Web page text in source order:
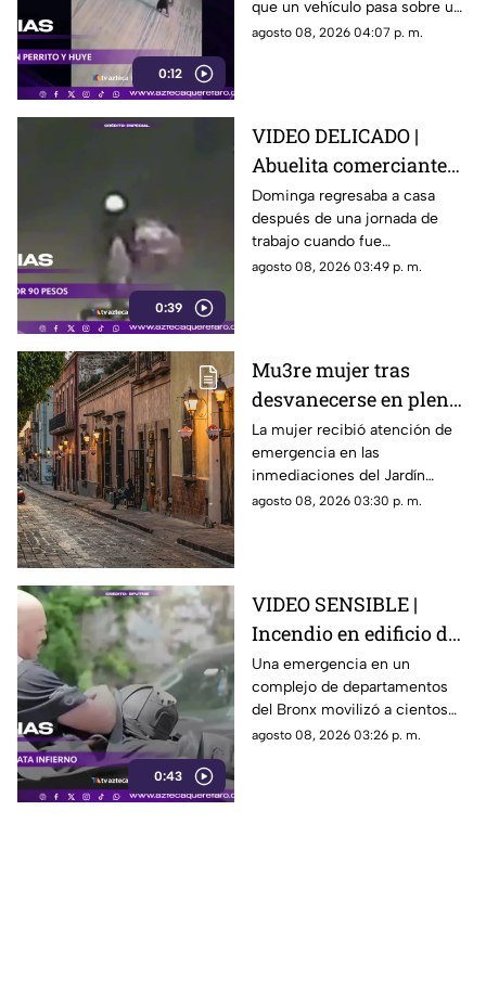
0:12
escapa
que un vehículo pasa sobre un
perro y continúa su camino sin
agosto 08, 2026 04:07 p. m.
0:39
VIDEO DELICADO |
Abuelita comerciante
es as3sin4da en Puebla
por 90 pesos
Dominga regresaba a casa
después de una jornada de
trabajo cuando fue
interceptada por un hombre
agosto 08, 2026 03:49 p. m.
Mu3re mujer tras
desvanecerse en plena
vía pública en el Centro
Histórico de Querétaro
La mujer recibió atención de
emergencia en las
inmediaciones del Jardín
Corregidora, pero los
agosto 08, 2026 03:30 p. m.
0:43
VIDEO SENSIBLE |
Incendio en edificio de
Nueva York deja un
mu3rto y 14 heridos
Una emergencia en un
complejo de departamentos
del Bronx movilizó a cientos
de bomberos y dejó víctimas
agosto 08, 2026 03:26 p. m.